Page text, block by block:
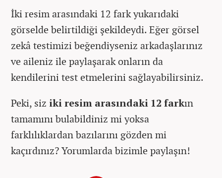
İki resim arasındaki 12 fark yukarıdaki
görselde belirtildiği şekildeydi. Eğer görsel
zekâ testimizi beğendiyseniz arkadaşlarınız
ve aileniz ile paylaşarak onların da
kendilerini test etmelerini sağlayabilirsiniz.
Peki, siz iki resim arasındaki 12 farkın
tamamını bulabildiniz mi yoksa
farklılıklardan bazılarını gözden mi
kaçırdınız? Yorumlarda bizimle paylaşın!